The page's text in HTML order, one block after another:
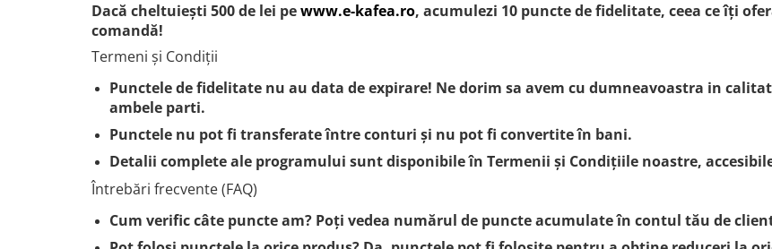
Dacă cheltuiești 500 de lei pewww.e-kafea.ro, acumulezi 10 puncte de fidelitate, ceea ce îți
comandă!
Termeni și Condiții
Punctele de fidelitate nu au data de expirare! Ne dorim sa avem cu dumneavoastra in
ambele parti.
Punctele nu pot fi transferate între conturi și nu pot fi convertite în bani.
Detalii complete ale programului sunt disponibile în Termenii și Condițiile noastre,
Întrebări frecvente (FAQ)
Cum verific câte puncte am? Poți vedea numărul de puncte acumulate în contul tău de